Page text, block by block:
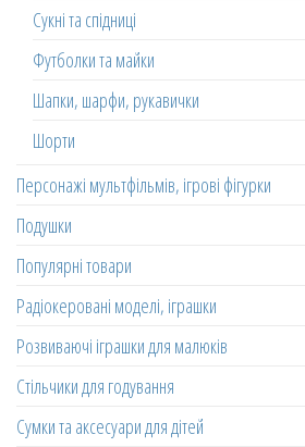
Сукні та спідниці
Футболки та майки
Шапки, шарфи, рукавички
Шорти
Персонажі мультфільмів, ігрові фігурки
Подушки
Популярні товари
Радіокеровані моделі, іграшки
Розвиваючі іграшки для малюків
Стільчики для годування
Сумки та аксесуари для дітей